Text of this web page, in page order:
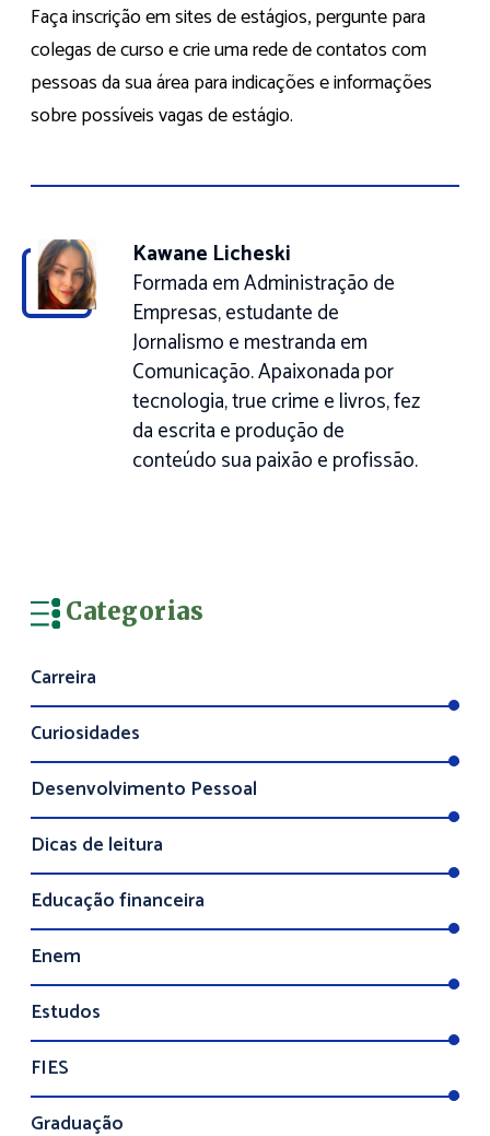
Faça inscrição em sites de estágios, pergunte para
colegas de curso e crie uma rede de contatos com
pessoas da sua área para indicações e informações
sobre possíveis vagas de estágio.
Kawane Licheski
Formada em Administração de
Empresas, estudante de
Jornalismo e mestranda em
Comunicação. Apaixonada por
tecnologia, true crime e livros, fez
da escrita e produção de
conteúdo sua paixão e profissão.
Categorias
Carreira
Curiosidades
Desenvolvimento Pessoal
Dicas de leitura
Educação financeira
Enem
Estudos
FIES
Graduação